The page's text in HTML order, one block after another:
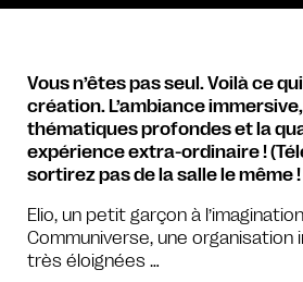
Vous n’êtes pas seul. Voilà ce
création. L’ambiance
thématiques profondes et la
expérience extra-ordinaire !
sortirez pas de la salle le même !
Elio, un petit garçon à
Communiverse, une
très éloignées …